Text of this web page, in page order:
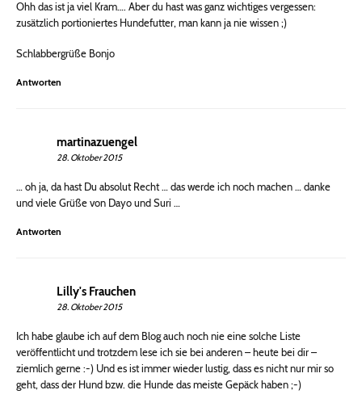
Ohh das ist ja viel Kram…. Aber du hast was ganz wichtiges vergessen:
zusätzlich portioniertes Hundefutter, man kann ja nie wissen ;)
Schlabbergrüße Bonjo
Antworten
martinazuengel
28. Oktober 2015
… oh ja, da hast Du absolut Recht … das werde ich noch machen … danke
und viele Grüße von Dayo und Suri …
Antworten
Lilly's Frauchen
28. Oktober 2015
Ich habe glaube ich auf dem Blog auch noch nie eine solche Liste
veröffentlicht und trotzdem lese ich sie bei anderen – heute bei dir –
ziemlich gerne :-) Und es ist immer wieder lustig, dass es nicht nur mir so
geht, dass der Hund bzw. die Hunde das meiste Gepäck haben ;-)